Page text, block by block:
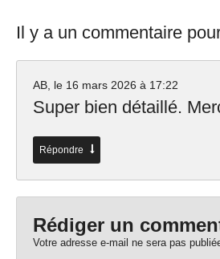
Il y a un commentaire
AB, le 16 mars 2026 à 17:22
Super bien détaillé.
Répondre
Rédiger un
Votre adresse e-mail ne sera pas